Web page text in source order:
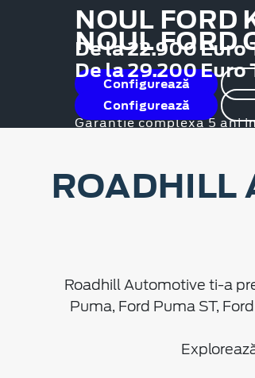
NOUL FORD
De la 22.900
Configurează
Garanție complexă 5 ani
NOUL FORD
De la 29.200
Configurează
ROADHILL
Roadhill Automotive ti-a
Puma, Ford Puma ST,